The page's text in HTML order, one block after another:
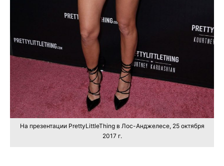
На презентации PrettyLittleThing в Лос-Анджелесе, 25 октября
2017 г.